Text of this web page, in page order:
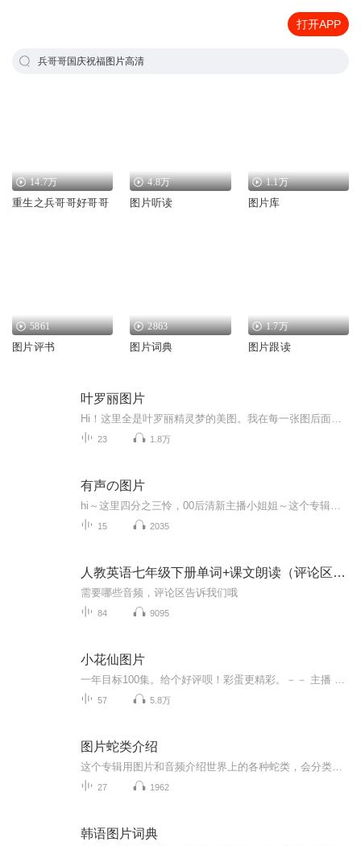
打开APP
兵哥哥国庆祝福图片高清
14.7万
重生之兵哥哥好哥哥
4.8万
图片听读
1.1万
图片库
5861
图片评书
2863
图片词典
1.7万
图片跟读
叶罗丽图片
23 1.8万
有声の图片
15 2035
人教英语七年级下册单词+课文朗读（评论区高清图片）
需要哪些音频，评论区告诉我们哦
84 9095
小花仙图片
57 5.8万
图片蛇类介绍
27 1962
韩语图片词典